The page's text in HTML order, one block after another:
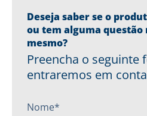
Deseja saber se o
ou tem alguma
mesmo?
Preencha o seguinte
entraremos em
Nome*